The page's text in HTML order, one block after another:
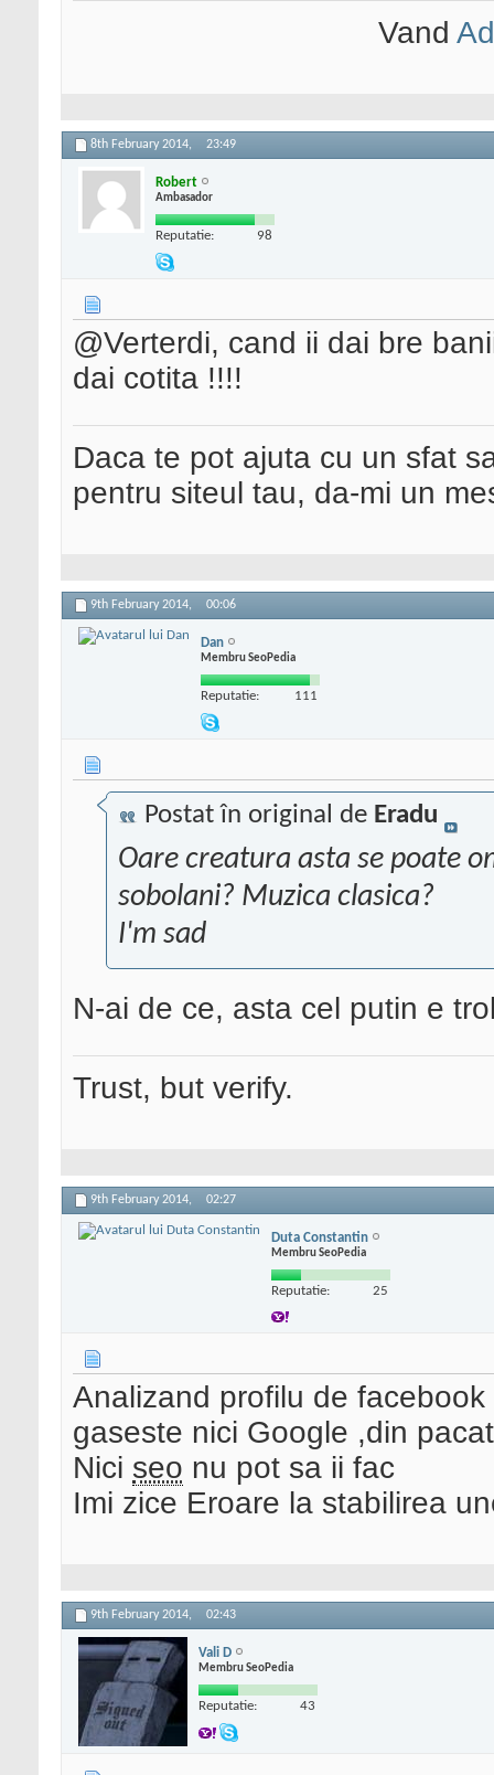
Vand
8th February 2014, 23:49
Robert
Ambasador
Reputatie: 98
@Verterdi, cand ii dai bre
dai cotita !!!!
Daca te pot ajuta cu un sfat
pentru siteul tau, da-mi un
9th February 2014, 00:06
Dan
Membru SeoPedia
Reputatie: 111
Postat în original de Eradu
Oare creatura asta se poate
sobolani? Muzica clasica?
I'm sad
N-ai de ce, asta cel putin e
Trust, but verify.
9th February 2014, 02:27
Duta Constantin
Membru SeoPedia
Reputatie: 25
Analizand profilu de
gaseste nici Google ,din
Nici seo nu pot sa ii fac
Imi zice Eroare la stabilirea
9th February 2014, 02:43
Vali D
Membru SeoPedia
Reputatie: 43